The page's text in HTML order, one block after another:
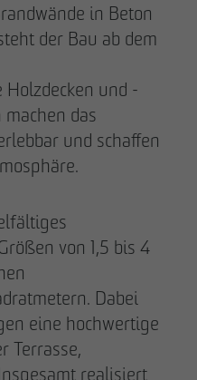
in Beton
der Bau ab dem
Holzdecken und -
das
und schaffen
von 1,5 bis 4
Dabei
eine hochwertige
Terrasse,
realisiert
feiert
in